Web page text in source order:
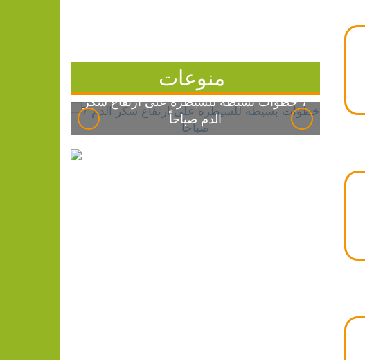
منوعات
7 خطوات بسيطة للسيطرة على ارتفاع سكر
الدم صباحاً